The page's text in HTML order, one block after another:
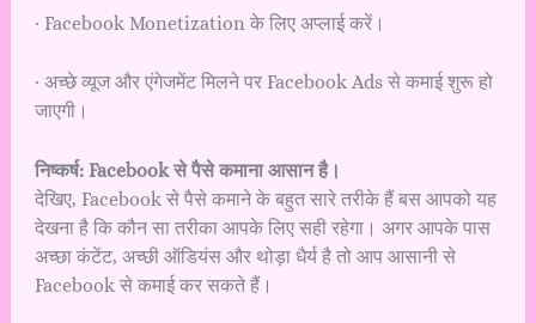
· Facebook Monetization के लिए अप्लाई करें।
· अच्छे व्यूज और एंगेजमेंट मिलने पर Facebook Ads से कमाई शुरू हो
जाएगी।
निष्कर्ष: Facebook से पैसे कमाना आसान है।
देखिए, Facebook से पैसे कमाने के बहुत सारे तरीके हैं बस आपको यह
देखना है कि कौन सा तरीका आपके लिए सही रहेगा। अगर आपके पास
अच्छा कंटेंट, अच्छी ऑडियंस और थोड़ा धैर्य है तो आप आसानी से
Facebook से कमाई कर सकते हैं।